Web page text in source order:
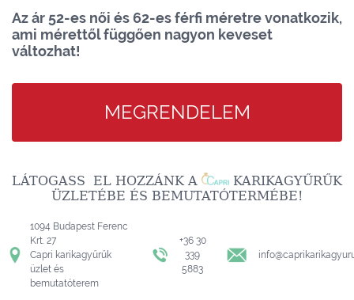
Az ár 52-es női és 62-es férfi méretre vonatkozik,
ami mérettől függően nagyon keveset
változhat!
MEGRENDELEM
LÁTOGASS EL HOZZÁNK A
KARIKAGYŰRŰK
ÜZLETÉBE ÉS BEMUTATÓTERMÉBE!
1094 Budapest Ferenc
Krt. 27
Capri karikagyűrűk
üzlet és
bemutatóterem
+36 30
339
5883